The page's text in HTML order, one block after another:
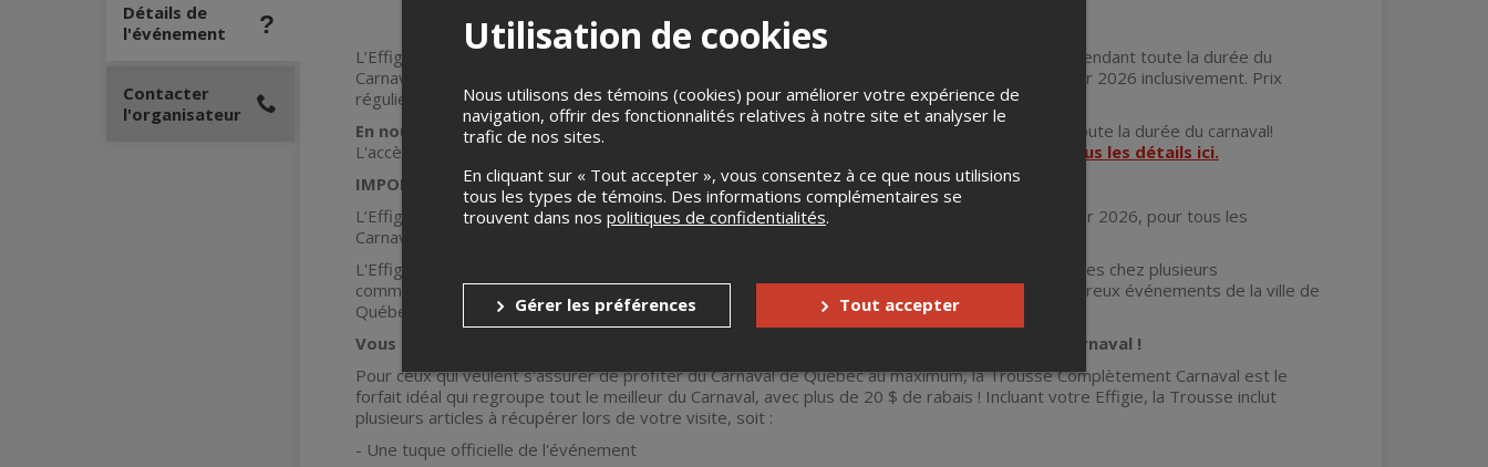
Détails de
l'événement
L’Effigie du Carnaval est votre laissez-passer pour accéder à des dizaines d’activités offertes pendant toute la durée du
Carnaval de Québec, en collaboration avec Loto-Québec. Elle est en prévente jusqu'au 11 janvier 2026 inclusivement. Prix
régulier de 39 $*. N'attendez pas!
En nouveauté cette année: L'Effigie inclut l'accès au site de Gougoune & Doudoune
pendant toute la durée du carnaval!
L'accès aux activités de ce site hivernal deviendra payant du 20 février au 8 mars 2026.
Voir tous les détails ici.
IMPORTANT :
L’Effigie est obligatoire pour accéder aux sites officiels du Carnaval de Québec du 6 au 15 février 2026, pour tous les
Carnavaleux âgés de 13 ans et plus.
L'Effigie vous donne également accès à un carnet de rabais hivernaux incluant des coupons valides chez plusieurs
commerçants, en plus de vous donner droit à des rabais et privilèges applicables dans de nombreux événements de la ville de
Québec pendant la période hivernale.
Vous souhaitez vivre le Carnaval à 100 % ? Procurez-vous la Trousse Complètement Carnaval !
Pour ceux qui veulent s'assurer de profiter du Carnaval de Québec au maximum, la Trousse Complètement Carnaval est le
forfait idéal qui regroupe tout le meilleur du Carnaval, avec plus de 20 $ de rabais ! Incluant votre Effigie, la Trousse inclut
plusieurs articles à récupérer lors de votre visite, soit :
- Une tuque officielle de l'événement
Contacter
l'organisateur
Utilisation de cookies
Nous utilisons des témoins (cookies) pour améliorer votre expérience de
navigation, offrir des fonctionnalités relatives à notre site et analyser le
trafic de nos sites.
En cliquant sur « Tout accepter », vous consentez à ce que nous utilisions
tous les types de témoins. Des informations complémentaires se
trouvent dans nos politiques de confidentialités.
Gérer les préférences Tout accepter